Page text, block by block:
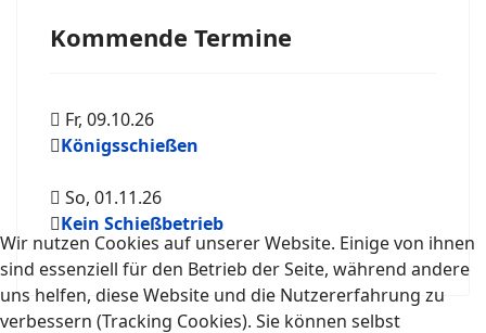
Kommende Termine
Fr, 09.10.26
Königsschießen
So, 01.11.26
Kein Schießbetrieb
Wir nutzen Cookies auf unserer Website. Einige von ihnen
sind essenziell für den Betrieb der Seite, während andere
uns helfen, diese Website und die Nutzererfahrung zu
verbessern (Tracking Cookies). Sie können selbst